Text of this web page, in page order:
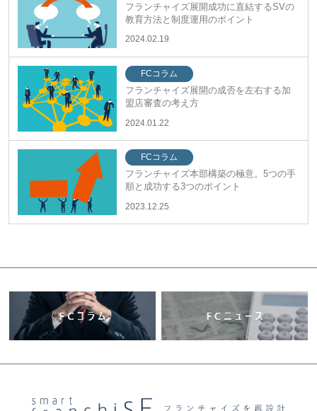
フランチャイズ展開成功に直結するSVの
教育方法と制度運用のポイント
2024.02.19
FCコラム
フランチャイズ展開の成否を左右する加
盟店審査の考え方
2024.01.22
FCコラム
フランチャイズ本部構築の極意。5つの手
順と成功する3つのポイント
2023.12.25